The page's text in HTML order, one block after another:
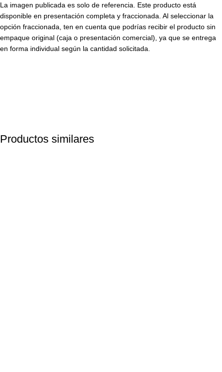
La imagen publicada es solo de referencia. Este producto está
disponible en presentación completa y fraccionada. Al seleccionar la
opción fraccionada, ten en cuenta que podrías recibir el producto sin
empaque original (caja o presentación comercial), ya que se entrega
en forma individual según la cantidad solicitada.
Productos similares